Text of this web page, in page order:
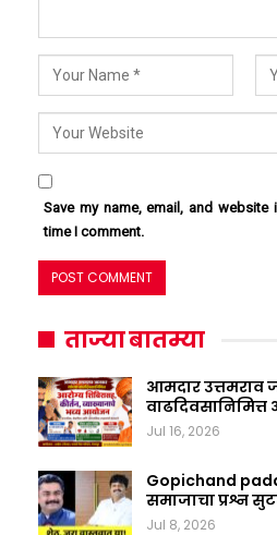
Save my name, email, and
time I comment.
ताज्या बातम्या
आमदार उत्तमराव
Jul 16, 2026
Gopichand
समाजाचा प्रश्न
Jul 8, 2026